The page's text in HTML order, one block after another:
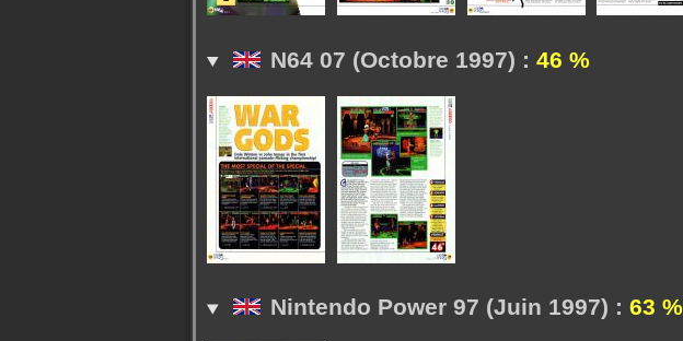
N64 07 (Octobre 1997) : 46 %
Nintendo Power 97 (Juin 1997) : 63 %